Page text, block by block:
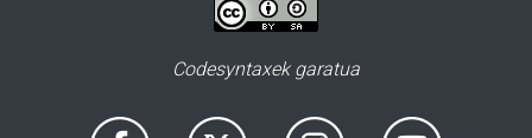
Codesyntaxek garatua